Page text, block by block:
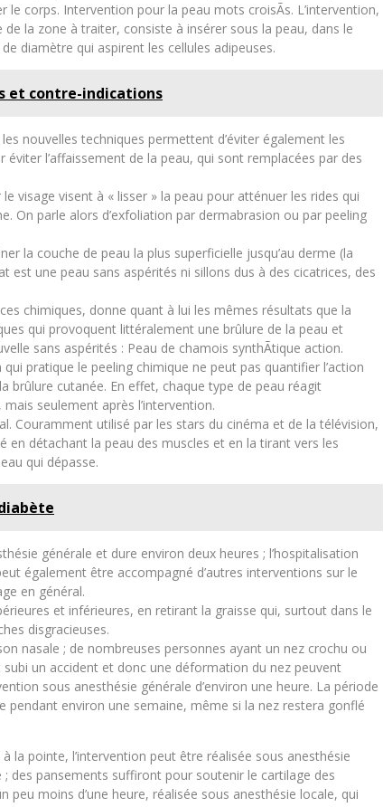
le corps. Intervention pour la peau mots croisÃs. L’intervention,
la zone à traiter, consiste à insérer sous la peau, dans le
diamètre qui aspirent les cellules adipeuses.
et contre-indications
nouvelles techniques permettent d’éviter également les
l’affaissement de la peau, qui sont remplacées par des
visage visent à « lisser » la peau pour atténuer les rides qui
On parle alors d’exfoliation par dermabrasion ou par peeling
la couche de peau la plus superficielle jusqu’au derme (la
est une peau sans aspérités ni sillons dus à des cicatrices, des
chimiques, donne quant à lui les mêmes résultats que la
qui provoquent littéralement une brûlure de la peau et
sans aspérités : Peau de chamois synthÃtique action.
pratique le peeling chimique ne peut pas quantifier l’action
brûlure cutanée. En effet, chaque type de peau réagit
seulement après l’intervention.
Couramment utilisé par les stars du cinéma et de la télévision,
détachant la peau des muscles et en la tirant vers les
qui dépasse.
générale et dure environ deux heures ; l’hospitalisation
également être accompagné d’autres interventions sur le
en général.
et inférieures, en retirant la graisse qui, surtout dans le
disgracieuses.
nasale ; de nombreuses personnes ayant un nez crochu ou
un accident et donc une déformation du nez peuvent
sous anesthésie générale d’environ une heure. La période
pendant environ une semaine, même si la nez restera gonflé
la pointe, l’intervention peut être réalisée sous anesthésie
des pansements suffiront pour soutenir le cartilage des
peu moins d’une heure, réalisée sous anesthésie locale, qui